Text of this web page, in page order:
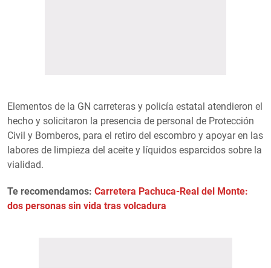
Elementos de la GN carreteras y policía estatal atendieron el
hecho y solicitaron la presencia de personal de Protección
Civil y Bomberos, para el retiro del escombro y apoyar en las
labores de limpieza del aceite y líquidos esparcidos sobre la
vialidad.
Te recomendamos: Carretera Pachuca-Real del Monte:
dos personas sin vida tras volcadura